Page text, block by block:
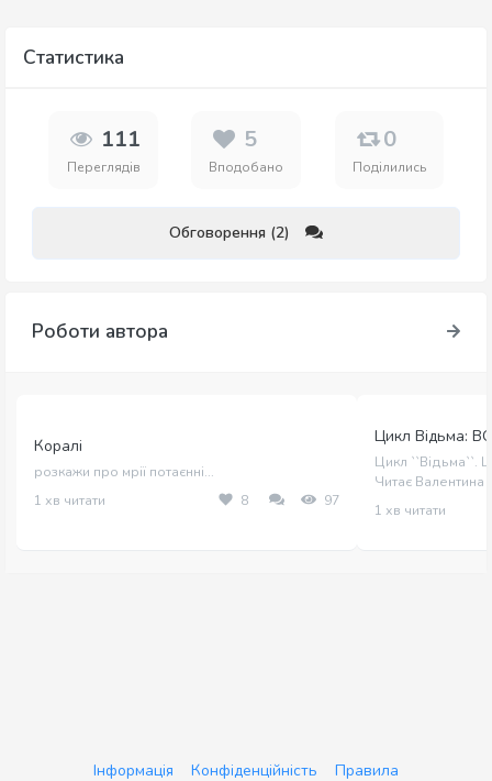
Статистика
111
Переглядів
5
Вподобано
0
Поділились
Обговорення (2)
Роботи автора
Коралі
розкажи про мрії потаєнні...
1 хв читати
8 97
Цикл Відьма:
Цикл ``Відьма``.
Читає
1 хв читати
Інформація Конфіденційність Правила